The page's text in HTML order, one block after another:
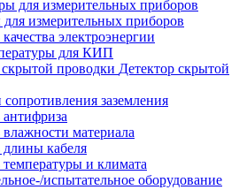
для измерительных приборов
электроэнергии
для КИП
Детектор скрытой
заземления
материала
кабеля
и климата